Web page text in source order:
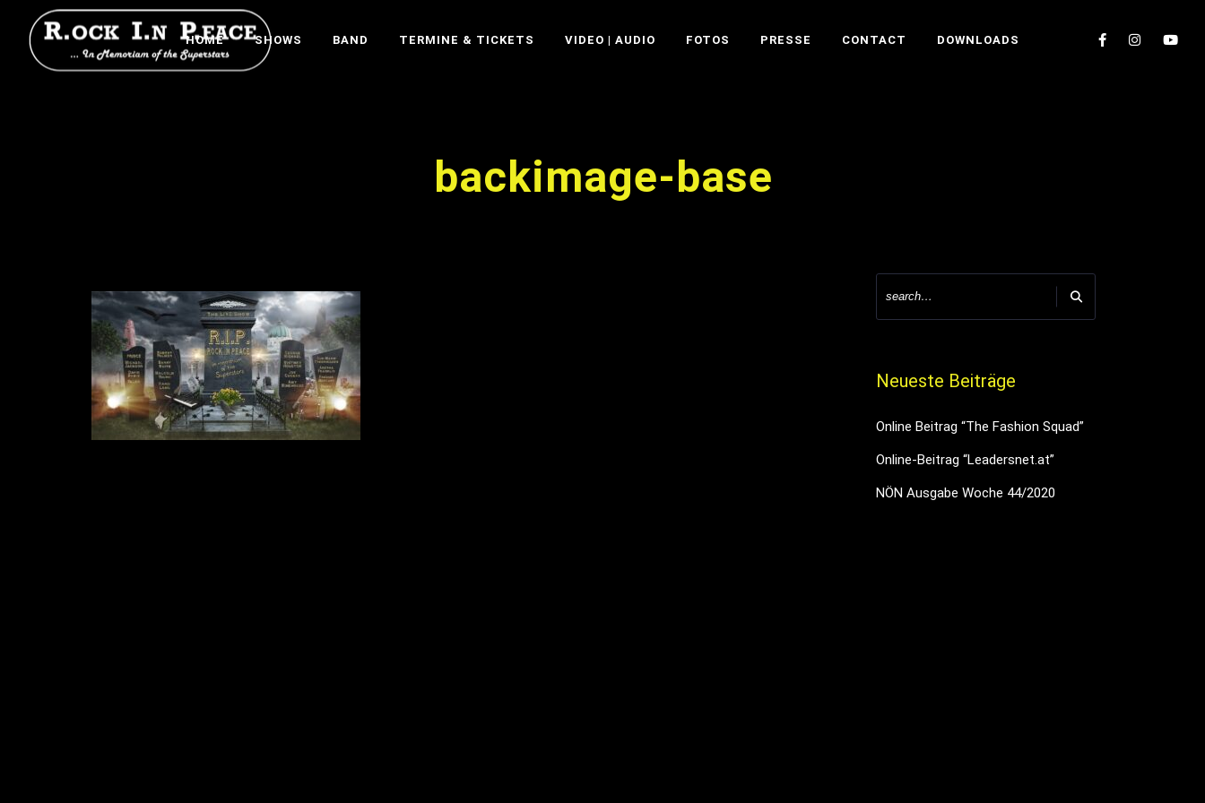
HOME SHOWS BAND TERMINE & TICKETS VIDEO | AUDIO FOTOS PRESSE CONTACT DOWNLOADS
backimage-base
Neueste Beiträge
Online Beitrag “The Fashion Squad”
Online-Beitrag “Leadersnet.at”
NÖN Ausgabe Woche 44/2020